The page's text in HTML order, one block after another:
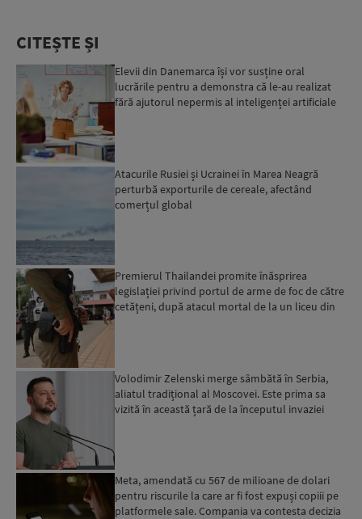
CITEȘTE ȘI
Elevii din Danemarca își vor susține oral
lucrările pentru a demonstra că le-au realizat
fără ajutorul nepermis al inteligenței artificiale
Atacurile Rusiei și Ucrainei în Marea Neagră
perturbă exporturile de cereale, afectând
comerțul global
Premierul Thailandei promite înăsprirea
legislației privind portul de arme de foc de către
cetățeni, după atacul mortal de la un liceu din
Volodimir Zelenski merge sâmbătă în Serbia,
aliatul tradițional al Moscovei. Este prima sa
vizită în această țară de la începutul invaziei
Meta, amendată cu 567 de milioane de dolari
pentru riscurile la care ar fi fost expuși copiii pe
platformele sale. Compania va contesta decizia